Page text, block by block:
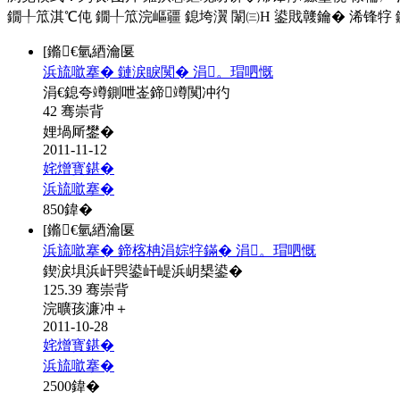
鐗╀笟淇℃伅 鐗╀笟浣嶇疆 鎴垮瀷 闈㈢Н 鍙戝竷鑰� 浠锋牸
[鏅€氫綇瀹匽
浜旈噷搴� 鏈涙睙闃� 涓。瑁呬慨
涓€鎴夸竴鍘呭崟鍗竴闃冲彴
42 骞崇背
娌堝厛鐢�
2011-11-12
姹熷寳鍖�
浜旈噷搴�
850鍏�
[鏅€氫綇瀹匽
浜旈噷搴� 鍗楁柟涓婃牸鏋� 涓。瑁呬慨
鍥涙埧浜屽巺鍙屽崼浜岄槼鍙�
125.39 骞崇背
浣曠孩濂冲＋
2011-10-28
姹熷寳鍖�
浜旈噷搴�
2500鍏�